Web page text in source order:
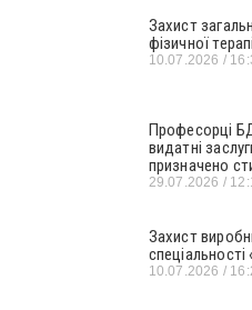
Захист
фізичної
10.07.2026
Професорці
видатні
призначено
29.07.2026
Захист
10.07.2026